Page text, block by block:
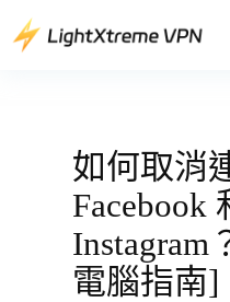
至
如何取消
Facebook
Instagram
電腦指南]